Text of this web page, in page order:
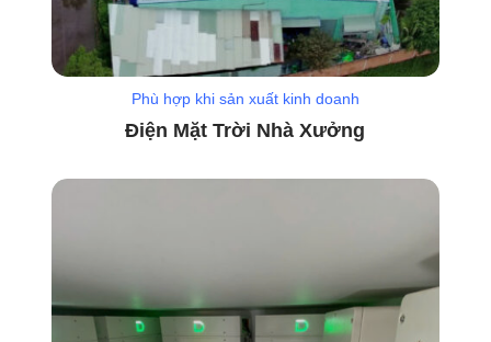
Phù hợp khi sản xuất kinh doanh
Điện Mặt Trời Nhà Xưởng